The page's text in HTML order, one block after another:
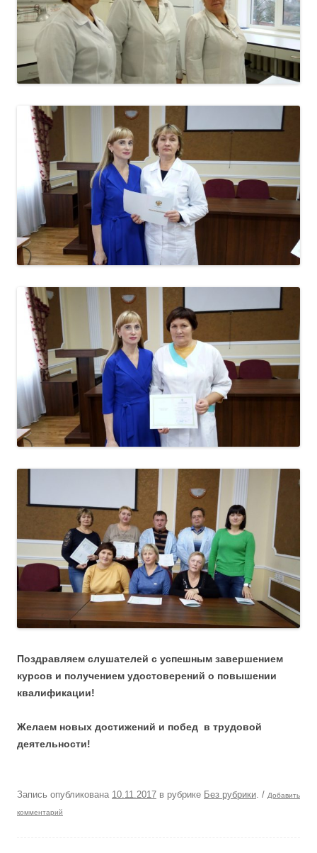
Поздравляем слушателей с успешным завершением
курсов и получением удостоверений о повышении
квалификации!
Желаем новых достижений и побед в трудовой
деятельности!
Запись опубликована 10.11.2017 в рубрике Без рубрики / Добавить
комментарий